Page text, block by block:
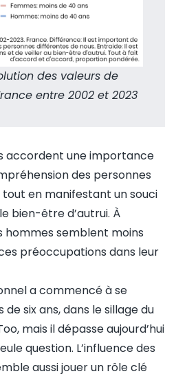
des valeurs de
entre 2002 et 2023
accordent une importance
des personnes
tout en manifestant un souci
bien-être d’autrui. À
hommes semblent moins
préoccupations dans leur
a commencé à se
six ans, dans le sillage du
, mais il dépasse aujourd’hui
question. L’influence des
aussi jouer un rôle clé